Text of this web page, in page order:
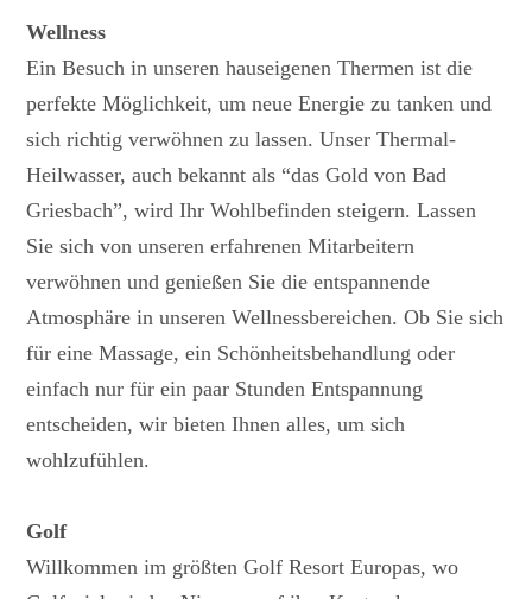
Wellness
Ein Besuch in unseren hauseigenen Thermen ist die
perfekte Möglichkeit, um neue Energie zu tanken und
sich richtig verwöhnen zu lassen. Unser Thermal-
Heilwasser, auch bekannt als “das Gold von Bad
Griesbach”, wird Ihr Wohlbefinden steigern. Lassen
Sie sich von unseren erfahrenen Mitarbeitern
verwöhnen und genießen Sie die entspannende
Atmosphäre in unseren Wellnessbereichen. Ob Sie sich
für eine Massage, ein Schönheitsbehandlung oder
einfach nur für ein paar Stunden Entspannung
entscheiden, wir bieten Ihnen alles, um sich
wohlzufühlen.
Golf
Willkommen im größten Golf Resort Europas, wo